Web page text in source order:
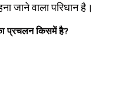
जाने वाला परिधान है।
प्रचलन किसमें है?